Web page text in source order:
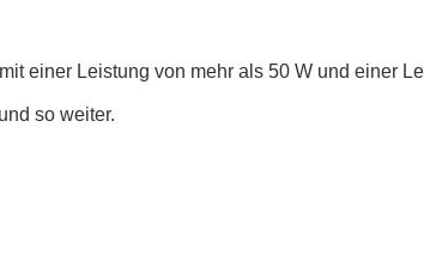
einer Leistung von mehr als 50 W und einer
so weiter.